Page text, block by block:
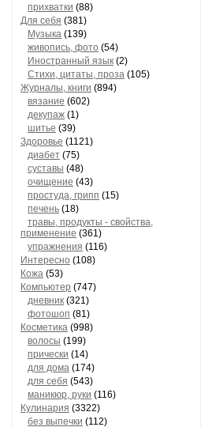
прихватки (88)
Для себя (381)
Музыка (139)
живопись, фото (54)
Иностранный язык (2)
Стихи, цитаты, проза (105)
Журналы, книги (894)
вязание (602)
декупаж (1)
шитье (39)
Здоровье (1121)
диабет (75)
суставы (48)
очищение (43)
простуда, грипп (15)
печень (18)
травы, продукты - свойства,
применение (361)
упражнения (116)
Интересно (108)
Кожа (53)
Компьютер (747)
дневник (321)
фотошоп (81)
Косметика (998)
волосы (199)
прически (14)
для дома (174)
для себя (543)
маникюр, руки (116)
Кулинария (3322)
без выпечки (112)